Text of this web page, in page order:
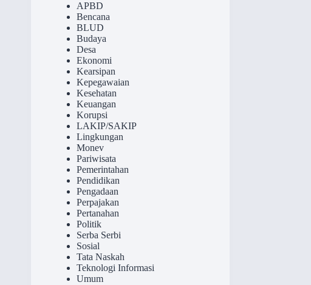
APBD
Bencana
BLUD
Budaya
Desa
Ekonomi
Kearsipan
Kepegawaian
Kesehatan
Keuangan
Korupsi
LAKIP/SAKIP
Lingkungan
Monev
Pariwisata
Pemerintahan
Pendidikan
Pengadaan
Perpajakan
Pertanahan
Politik
Serba Serbi
Sosial
Tata Naskah
Teknologi Informasi
Umum